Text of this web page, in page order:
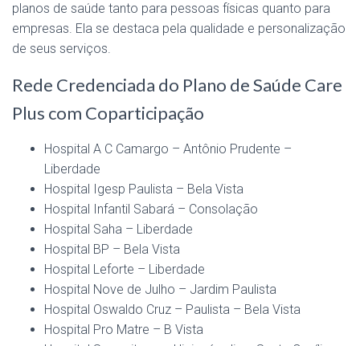
planos de saúde tanto para pessoas físicas quanto para
empresas. Ela se destaca pela qualidade e personalização
de seus serviços.
Rede Credenciada do Plano de Saúde Care
Plus com Coparticipação
Hospital A C Camargo – Antônio Prudente –
Liberdade
Hospital Igesp Paulista – Bela Vista
Hospital Infantil Sabará – Consolação
Hospital Saha – Liberdade
Hospital BP – Bela Vista
Hospital Leforte – Liberdade
Hospital Nove de Julho – Jardim Paulista
Hospital Oswaldo Cruz – Paulista – Bela Vista
Hospital Pro Matre – B Vista